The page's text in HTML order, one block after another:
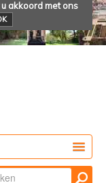
akkoord met ons